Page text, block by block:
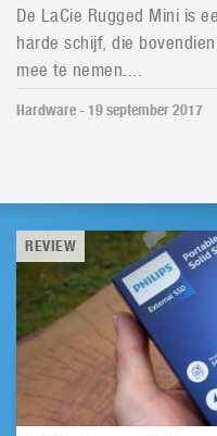
De LaCie Rugged Mini is
harde schijf, die
mee te nemen....
Hardware - 19 september 2017
REVIEW